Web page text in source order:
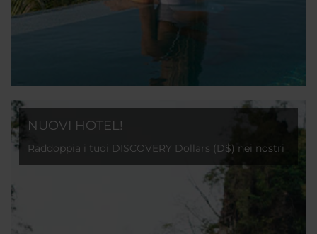
NUOVI HOTEL!
Raddoppia i tuoi DISCOVERY Dollars (D$) nei nostri
ultimi hotel appena aperti!